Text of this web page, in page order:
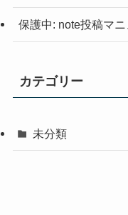
保護中: note投稿マ
カテゴリー
未分類